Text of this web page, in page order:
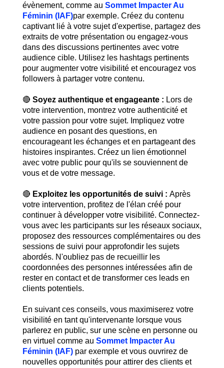
évènement, comme au Sommet Impacter Au
Féminin (IAF)par exemple. Créez du contenu
captivant lié à votre sujet d'expertise, partagez des
extraits de votre présentation ou engagez-vous
dans des discussions pertinentes avec votre
audience cible. Utilisez les hashtags pertinents
pour augmenter votre visibilité et encouragez vos
followers à partager votre contenu.
🔴 Soyez authentique et engageante : Lors de
votre intervention, montrez votre authenticité et
votre passion pour votre sujet. Impliquez votre
audience en posant des questions, en
encourageant les échanges et en partageant des
histoires inspirantes. Créez un lien émotionnel
avec votre public pour qu'ils se souviennent de
vous et de votre message.
🔴 Exploitez les opportunités de suivi : Après
votre intervention, profitez de l'élan créé pour
continuer à développer votre visibilité. Connectez-
vous avec les participants sur les réseaux sociaux,
proposez des ressources complémentaires ou des
sessions de suivi pour approfondir les sujets
abordés. N'oubliez pas de recueillir les
coordonnées des personnes intéressées afin de
rester en contact et de transformer ces leads en
clients potentiels.
En suivant ces conseils, vous maximiserez votre
visibilité en tant qu'intervenante lorsque vous
parlerez en public, sur une scène en personne ou
en virtuel comme au Sommet Impacter Au
Féminin (IAF) par exemple et vous ouvrirez de
nouvelles opportunités pour attirer des clients et